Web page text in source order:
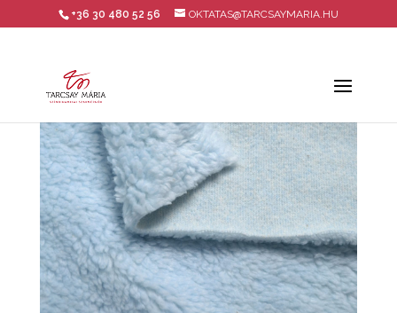
+36 30 480 52 56 OKTATAS@TARCSAYMARIA.HU